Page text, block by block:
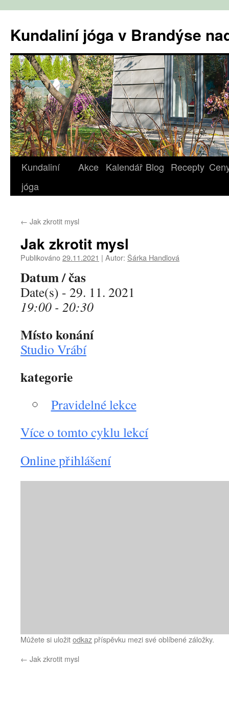
obsahu
webu
Kundaliní jóga v Brandýse
Kundaliní
jóga
Akce Kalendář Blog Recepty
← Jak zkrotit mysl
Jak zkrotit mysl
Publikováno29.11.2021 | Autor: Šárka Handlová
Datum / čas
Date(s) - 29. 11. 2021
19:00 - 20:30
Místo konání
Studio Vrábí
kategorie
Pravidelné lekce
Více o tomto cyklu lekcí
Online přihlášení
Můžete si uložitodkazpříspěvku mezi své oblíbené záložky.
← Jak zkrotit mysl